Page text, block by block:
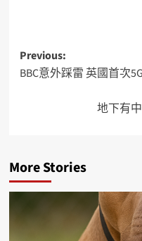
Previous:
BBC意外踩雷 英國首次
地下有
More Stories